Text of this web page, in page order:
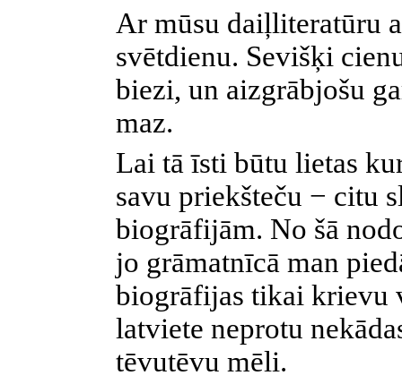
Ar mūsu daiļliteratūru
svētdienu. Sevišķi
biezi, un aizgrābjošu
maz.
Lai tā īsti būtu lietas
savu priekšteču − citu
biogrāfijām. No šā
jo grāmatnīcā man
biogrāfijas tikai krievu
latviete neprotu
tēvutēvu mēli.